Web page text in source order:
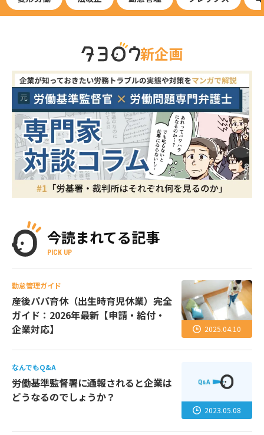
新企画
今読まれてる記事
PICK UP
勤怠管理ガイド
産後パパ育休（出生時育児休業）完全
ガイド：2026年最新【申請・給付・
企業対応】
2025.04.10
なんでもQ&A
労働基準監督署に通報されると企業は
どうなるのでしょうか？
2023.05.08